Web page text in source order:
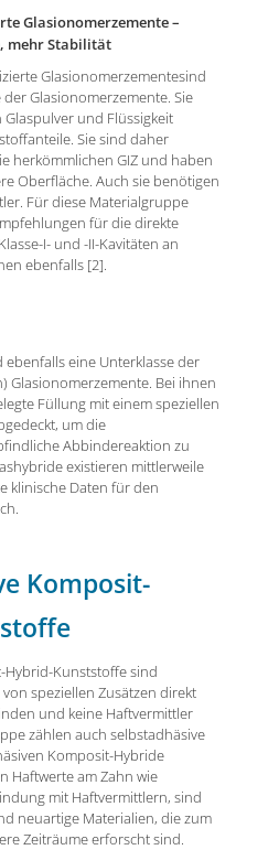
Glasionomerzemente –
mehr Stabilität
Glasionomerzementesind
Glasionomerzemente. Sie
und Flüssigkeit
Sie sind daher
herkömmlichen GIZ und haben
Oberfläche. Auch sie benötigen
Für diese Materialgruppe
für die direkte
I- und -II-Kavitäten an
ebenfalls [2].
ebenfalls eine Unterklasse der
Glasionomerzemente. Bei ihnen
Füllung mit einem speziellen
um die
Abbindereaktion zu
existieren mittlerweile
klinische Daten für den
Komposit-
Hybrid-Kunststoffe sind
speziellen Zusätzen direkt
und keine Haftvermittler
zählen auch selbstadhäsive
Komposit-Hybride
Haftwerte am Zahn wie
mit Haftvermittlern, sind
neuartige Materialien, die zum
Zeiträume erforscht sind.